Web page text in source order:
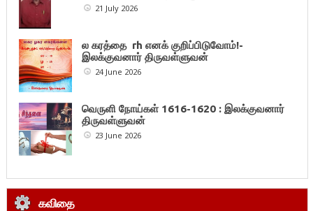
21 July 2026
ல கரத்தை rh எனக் குறிப்பிடுவோம்!-
இலக்குவனார் திருவள்ளுவன்
24 June 2026
வெருளி நோய்கள் 1616-1620 : இலக்குவனார்
திருவள்ளுவன்
23 June 2026
கவிதை